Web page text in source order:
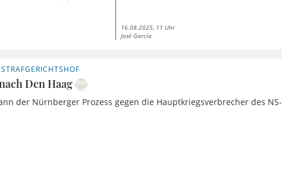
16.08.2025, 11 Uhr
José García
Den Haag
der Nürnberger Prozess gegen die Hauptkriegsverbrecher des NS-